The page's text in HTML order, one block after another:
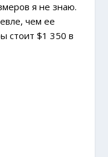
я не знаю.
чем ее
стоит $1 350 в